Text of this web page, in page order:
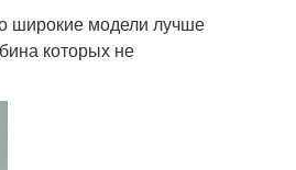
широкие модели лучше
которых не